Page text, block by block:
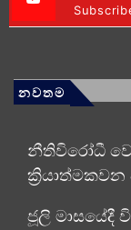
නවතම
නීතිවිරෝධී
ජූලි මාසයේදී